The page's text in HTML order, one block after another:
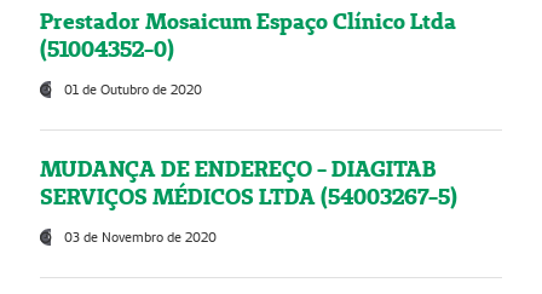
Prestador Mosaicum Espaço Clínico Ltda
(51004352-0)
01 de Outubro de 2020
MUDANÇA DE ENDEREÇO - DIAGITAB
SERVIÇOS MÉDICOS LTDA (54003267-5)
03 de Novembro de 2020